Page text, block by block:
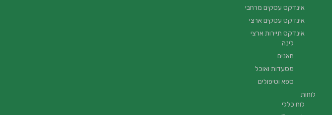
אינדקס עסקים מרחבי
אינדקס עסקים ארצי
אינדקס תיירות ארצי
לינה
חאנים
מסעדות ואוכל
ספא וטיפולים
לוחות
לוח כללי